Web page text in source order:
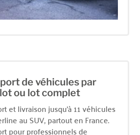
de véhicules par
ou lot complet
et livraison jusqu’à 11 véhicules
au SUV, partout en France.
pour professionnels de